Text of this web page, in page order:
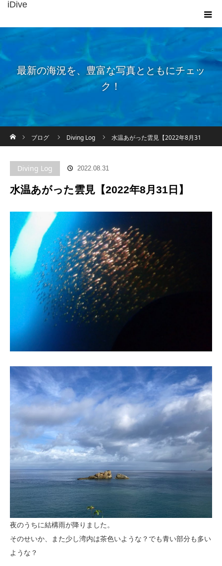
iDive
最新の海況を、豊富な写真とともにチェッ
ク！
ブログ
Diving Log 水温あがった雲見【2022年8月31
Diving Log 2022.08.31
水温あがった雲見【2022年8月31日】
夜のうちに結構雨が降りました。
そのせいか、また少し湾内は茶色いような？でも青い部分も多い
ような？